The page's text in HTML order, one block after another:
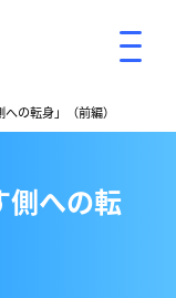
の転身」（前編）
側への転